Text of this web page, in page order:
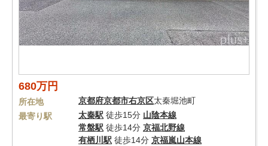
680万円
所在地 京都府京都市右京区太秦堀池町
最寄り駅
太秦駅 徒歩15分 山陰本線
常盤駅 徒歩14分 京福北野線
有栖川駅 徒歩14分 京福嵐山本線